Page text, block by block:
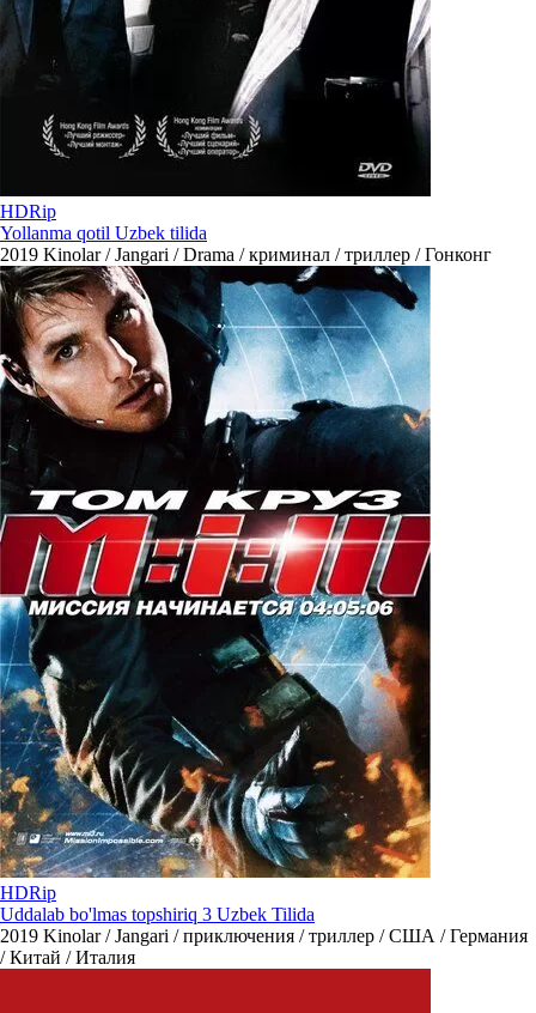
HDRip
Yollanma qotil Uzbek tilida
2019 Kinolar / Jangari / Drama / криминал / триллер / Гонконг
HDRip
Uddalab bo'lmas topshiriq 3 Uzbek Tilida
2019 Kinolar / Jangari / приключения / триллер / США / Германия
/ Китай / Италия